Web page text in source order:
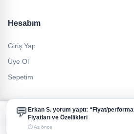
Hesabım
Giriş Yap
Üye Ol
Sepetim
Çerez Politikası ve Veri Gizliliği
Size daha iyi bir deneyim sunmak için çerezleri
💬 Erkan S. yorum yaptı: “Fiyat/
Fiyatları ve Özellikleri
⏱ Az önce